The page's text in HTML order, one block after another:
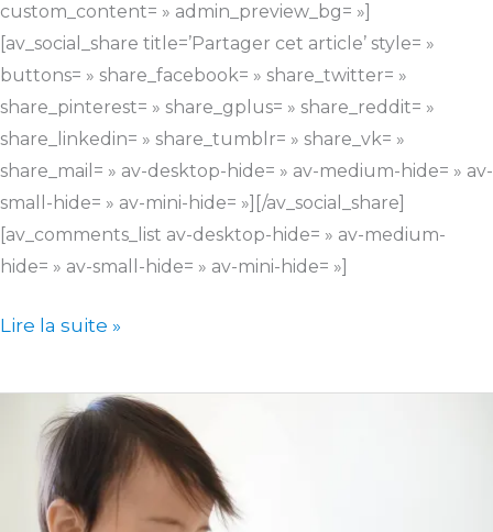
custom_content= » admin_preview_bg= »]
[av_social_share title=’Partager cet article’ style= »
buttons= » share_facebook= » share_twitter= »
share_pinterest= » share_gplus= » share_reddit= »
share_linkedin= » share_tumblr= » share_vk= »
share_mail= » av-desktop-hide= » av-medium-hide= » av-
small-hide= » av-mini-hide= »][/av_social_share]
[av_comments_list av-desktop-hide= » av-medium-
hide= » av-small-hide= » av-mini-hide= »]
Lire la suite »
Stimuler
l’accès
lexical